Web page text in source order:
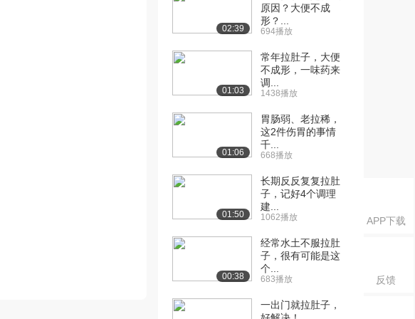
APP下载
反馈
02:39
原因？大便不成
形？...
694播放
01:03
常年拉肚子，大便
不成形，一味药来
调...
1438播放
01:06
胃肠弱、老拉稀，
这2件伤胃的事情
千...
668播放
01:50
长期反反复复拉肚
子，记好4个调理
建...
1062播放
00:38
经常水土不服拉肚
子，很有可能是这
个...
683播放
一出门就拉肚子，